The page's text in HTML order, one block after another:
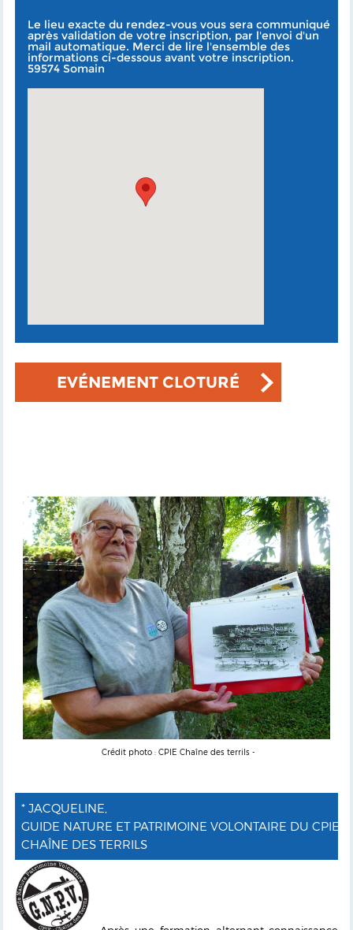
Le lieu exacte du rendez-vous vous sera communiqué
après validation de votre inscription, par l'envoi d'un
mail automatique. Merci de lire l'ensemble des
informations ci-dessous avant votre inscription.
59574 Somain
EVÉNEMENT CLOTURÉ
Crédit photo : CPIE Chaîne des terrils -
* JACQUELINE,
GUIDE NATURE ET PATRIMOINE VOLONTAIRE DU CPIE
CHAÎNE DES TERRILS